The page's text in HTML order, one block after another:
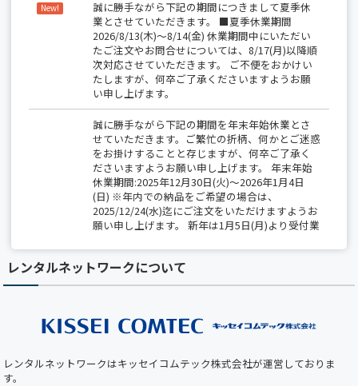
New!
誠に勝手ながら下記の期間につきまして夏季休
業とさせていただきます。 ■夏季休業期間
2026/8/13(木)～8/14(金) 休業期間中にいただい
たご注文やお問合せについては、8/17(月)以降順
次対応させていただきます。 ご不便をおかけい
たしますが、何卒ご了承くださいますようお願
い申し上げます。
誠に勝手ながら下記の期間を年末年始休業とさ
せていただきます。ご繁忙の折柄、何かとご迷惑
をお掛けすることと存じますが、何卒ご了承く
ださいますようお願い申し上げます。 年末年始
休業期間:2025年12月30日(火)～2026年1月4日
(日) ※年内での納品をご希望の場合は、
2025/12/24(水)迄にご注文をいただけますようお
願い申し上げます。 新年は1月5日(月)より受付業
【夏季休業のお知らせ】 2025/8/14(木)～
8/15(金)は全社一斉休業期間につき、 出荷業務
で、 ご不便をおかけしますが、何卒ご了承くだ
【ホームページメンテナンスのお知らせ】 平素
レンタルネットワークについて
レンタルネットワークはキッセイコムテック株式会社が運営しておりま
す。